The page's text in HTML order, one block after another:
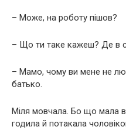
– Може, на роботу пішов?
– Що ти таке кажеш? Де в
– Мамо, чому ви мене не
батько.
Міля мовчала. Бо що мала
годила й потакала